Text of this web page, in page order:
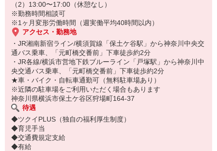
（2）13:00〜17:00（休憩なし）
※勤務時間相談可
※1ヶ月変形労働時間（週実働平均40時間以内）
アクセス・勤務地
・JR湘南新宿ライン/横須賀線「保土ケ谷駅」から神奈川中央交
通バス乗車、「元町橋交番前」下車徒歩約2分
・JR各線/横浜市営地下鉄ブルーライン「戸塚駅」から神奈川中
央交通バス乗車、「元町橋交番前」下車徒歩約2分
★車・バイク・自転車通勤可（無料駐車場あり）
※近隣の駐車場をご利用いただく場合もあります
神奈川県横浜市保土ケ谷区狩場町164-37
待遇
◆ツクイPLUS（独自の福利厚生制度）
◆育児手当
◆交通費規定支給
◆有給